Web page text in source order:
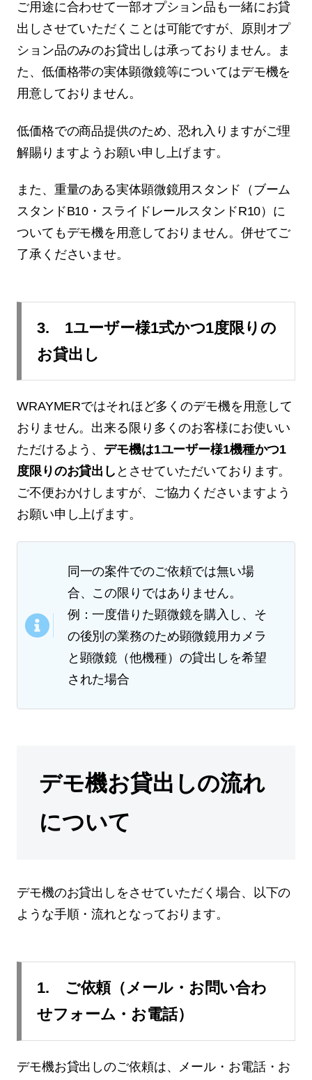
ご用途に合わせて一部オプション品も一緒にお貸
出しさせていただくことは可能ですが、原則オプ
ション品のみのお貸出しは承っておりません。ま
た、低価格帯の実体顕微鏡等についてはデモ機を
用意しておりません。
低価格での商品提供のため、恐れ入りますがご理
解賜りますようお願い申し上げます。
また、重量のある実体顕微鏡用スタンド（ブーム
スタンドB10・スライドレールスタンドR10）に
ついてもデモ機を用意しておりません。併せてご
了承くださいませ。
3. 1ユーザー様1式かつ1度限りの
お貸出し
WRAYMERではそれほど多くのデモ機を用意して
おりません。出来る限り多くのお客様にお使いい
ただけるよう、 デモ機は1ユーザー様1機種かつ1
度限りのお貸出し とさせていただいております。
ご不便おかけしますが、ご協力くださいますよう
お願い申し上げます。
同一の案件でのご依頼では無い場
合、この限りではありません。
例：一度借りた顕微鏡を購入し、そ
の後別の業務のため顕微鏡用カメラ
と顕微鏡（他機種）の貸出しを希望
された場合
デモ機お貸出しの流れ
について
デモ機のお貸出しをさせていただく場合、以下の
ような手順・流れとなっております。
1. ご依頼（メール・お問い合わ
せフォーム・お電話）
デモ機お貸出しのご依頼は、メール・お電話・お